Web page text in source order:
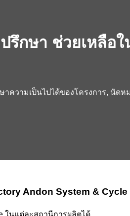
รึกษา ช่วยเหลือ
าความเป็นไปได้ของโครงการ, นัดห
Andon System &
ในแต่ละสถานีการผลิตได้